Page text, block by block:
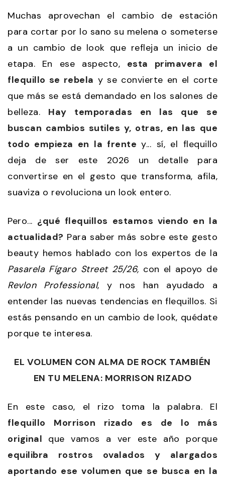
Muchas aprovechan el cambio de estación
para cortar por lo sano su melena o someterse
a un cambio de look que refleja un inicio de
etapa. En ese aspecto, esta primavera el
flequillo se rebela y se convierte en el corte
que más se está demandado en los salones de
belleza. Hay temporadas en las que se
buscan cambios sutiles y, otras, en las que
todo empieza en la frentey... sí, el flequillo
deja de ser este 2026 un detalle para
convertirse en el gesto que transforma, afila,
suaviza o revoluciona un look entero.
Pero... ¿qué flequillos estamos viendo en la
actualidad? Para saber más sobre este gesto
beauty hemos hablado con los expertos de la
Pasarela Fígaro Street 25/26, con el apoyo de
Revlon Professional, y nos han ayudado a
entender las nuevas tendencias en flequillos. Si
estás pensando en un cambio de look, quédate
porque te interesa.
EL VOLUMEN CON ALMA DE ROCK TAMBIÉN
EN TU MELENA: MORRISON RIZADO
En este caso, el rizo toma la palabra. El
flequillo Morrison rizado es de lo más
original que vamos a ver este año porque
equilibra rostros ovalados y alargados
aportando ese volumen que se busca en la